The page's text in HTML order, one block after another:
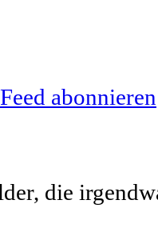
Feed abonnieren
die